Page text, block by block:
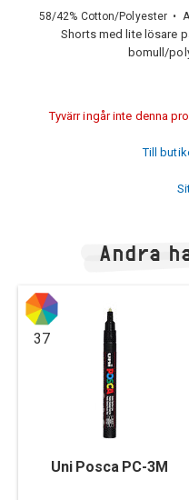
58/42% Cotton/Polyester •
Shorts med lite lösare
bomull/
Tyvärr ingår inte denna
Till
Andra
37
Uni Posca PC-3M